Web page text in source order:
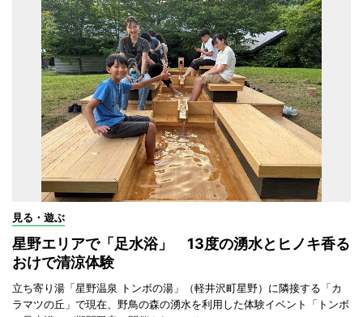
見る・遊ぶ
星野エリアで「足水浴」 13度の湧水とヒノキ香る
おけで清涼体験
立ち寄り湯「星野温泉 トンボの湯」（軽井沢町星野）に隣接する「カ
ラマツの丘」で現在、野鳥の森の湧水を利用した体験イベント「トンボ